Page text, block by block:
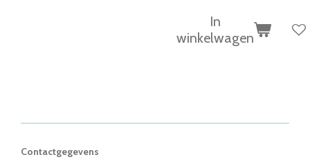
In
winkelwagen
Contactgegevens